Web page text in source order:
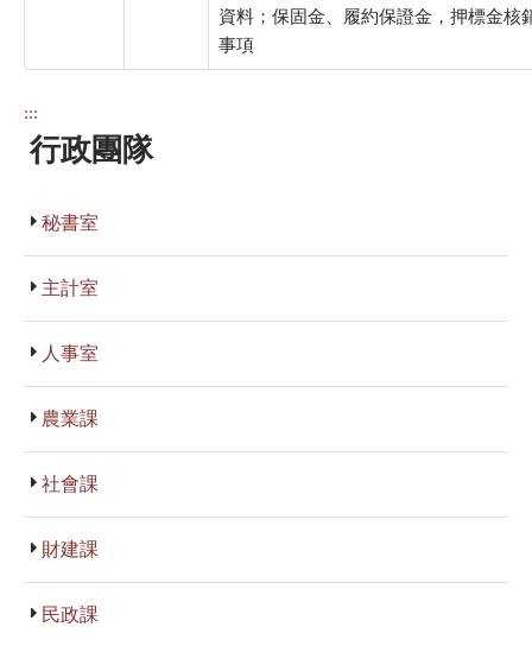
資料；保固金、履約保證金，押標金
事項
:::
行政團隊
秘書室
主計室
人事室
農業課
社會課
財建課
民政課